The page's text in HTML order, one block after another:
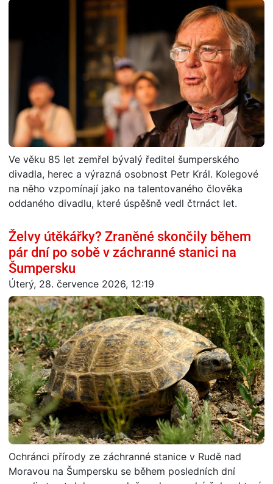
Ve věku 85 let zemřel bývalý ředitel šumperského
divadla, herec a výrazná osobnost Petr Král. Kolegové
na něho vzpomínají jako na talentovaného člověka
oddaného divadlu, které úspěšně vedl čtrnáct let.
Želvy útěkářky? Zraněné skončily během
pár dní po sobě v záchranné stanici na
Šumpersku
Úterý, 28. července 2026, 12:19
Ochránci přírody ze záchranné stanice v Rudě nad
Moravou na Šumpersku se během posledních dní